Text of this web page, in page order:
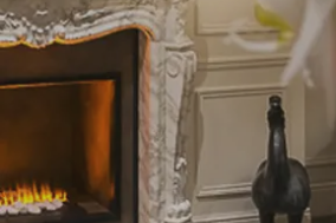
ROMA
Parco dei Principi Grand Hotel & Spa
Hotel Splendide Royal Roma
Hotel Mancino 12
Mirabelle Restaurant
Adèle Mixology Lounge